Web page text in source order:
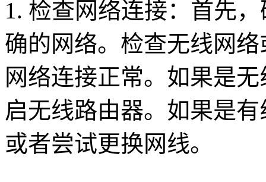
1. 检查网络连接：首先
确的网络。检查无线网
网络连接正常。如果是
启无线路由器。如果是
或者尝试更换网线。